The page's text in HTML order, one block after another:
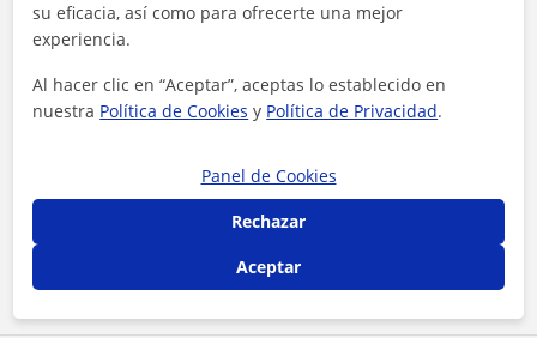
Al hacer clic, aceptas nuestroaviso legaly de
su eficacia, así como para ofrecerte una mejor
experiencia.
Al hacer clic en “Aceptar”, aceptas lo establecido en
nuestra Política de Cookies y Política de Privacidad.
Panel de Cookies
Rechazar
Aceptar